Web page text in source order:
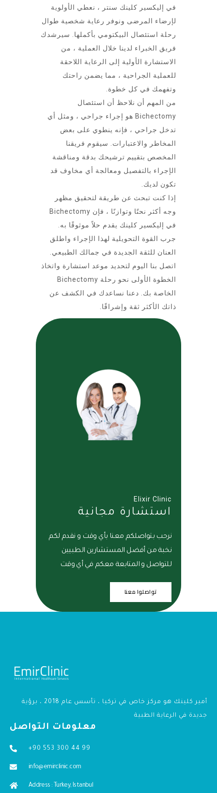
في إليكسير كلينك سنتر ، نعطي الأولوية
لإرضاء المرضى ونوفر رعاية شخصية طوال
رحلة استئصال البيكتومي بأكملها. سيرشدك
فريق الخبراء لدينا خلال العملية ، من
الاستشارة الأولية إلى الرعاية اللاحقة
للعملية الجراحية ، مما يضمن راحتك
وتفهمك في كل خطوة.
من المهم أن نلاحظ أن استئصال
Bichectomy هو إجراء جراحي ، ومثل أي
تدخل جراحي ، فإنه ينطوي على بعض
المخاطر والاعتبارات. سيقوم فريقنا
المخصص بتقييم ترشيحك بدقة ومناقشة
الإجراء بالتفصيل ومعالجة أي مخاوف قد
تكون لديك.
إذا كنت تبحث عن طريقة لتحقيق مظهر
وجه أكثر نحتًا وتوازنًا ، فإن Bichectomy
في إليكسير كلينك يقدم حلاً موثوقًا به.
جرب القوة التحويلية لهذا الإجراء واطلق
العنان للثقة الجديدة في جمالك الطبيعي.
اتصل بنا اليوم لتحديد موعد استشارة واتخاذ
الخطوة الأولى نحو رحلة Bichectomy
الخاصة بك. دعنا نساعدك في الكشف عن
ذاتك الأكثر ثقة وإشراقًا.
Elixir Clinic
استشارة مجانية
نرحب بتواصلكم معنا بأي وقت و نقدم لكم
نخبة من أفضل المستشارين الطبيين
للتواصل و المتابعة معكم في أي وقت
تواصلوا معنا
أمير كلينك هو مركز خاص في تركيا ، تأسس عام 2018 ، برؤية
جديدة في الرعاية الطبية
معلومات التواصل
+90 553 300 44 99
info@emirclinic.com
Address : Turkey, Istanbul